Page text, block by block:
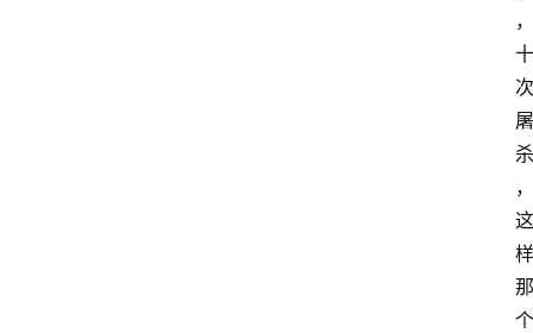
，
十
次
屠
杀
，
这
样
那
个